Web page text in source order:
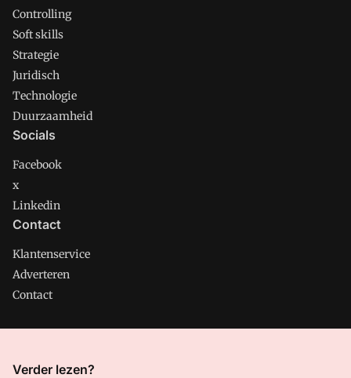
Controlling
Soft skills
Strategie
Juridisch
Technologie
Duurzaamheid
Socials
Facebook
x
Linkedin
Contact
Klantenservice
Adverteren
Contact
CMweb is onderdeel van VMN media. Lees in
Verder lezen?